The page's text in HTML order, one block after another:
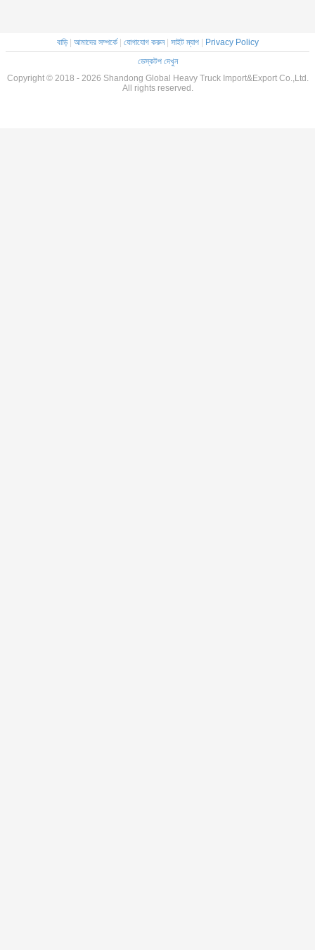
বাড়ি| আমাদের সম্পর্কে| যোগাযোগ করুন| সাইট ম্যাপ|
Privacy Policy
ডেস্কটপ দেখুন
Copyright © 2018 - 2026 Shandong Global Heavy Truck Import&Export Co.,Ltd.
All rights reserved.